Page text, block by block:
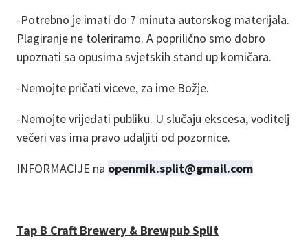
-Potrebno je imati do 7 minuta autorskog materijala.
Plagiranje ne toleriramo. A poprilično smo dobro
upoznati sa opusima svjetskih stand up komičara.
-Nemojte pričati viceve, za ime Božje.
-Nemojte vrijeđati publiku. U slučaju ekscesa, voditelj
večeri vas ima pravo udaljiti od pozornice.
INFORMACIJE na openmik.split@gmail.com
Tap B Craft Brewery & Brewpub Split